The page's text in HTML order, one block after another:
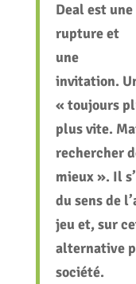
Deal est une
rupture et
une
invitation.
« toujours
plus vite.
rechercher
mieux ». Il
du sens de
jeu et, sur
alternative
société.